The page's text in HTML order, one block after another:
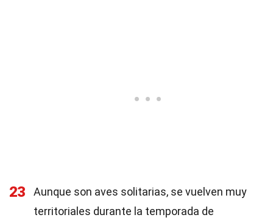
23
Aunque son aves solitarias, se vuelven muy
territoriales durante la temporada de